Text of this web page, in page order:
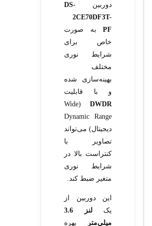
دوربین DS-
2CE70DF3T-
PFبه صورت
خاص برای
شرایط نوری
مختلف
بهینه‌سازی شده
و با قابلیت
DWDR
(Wide
Dynamic Range
دیجیتال) می‌تواند
تصاویر با
کنتراست بالا در
شرایط نوری
متغیر ضبط کند.
این دوربین از
یک
لنز 3.6
میلی‌متر
بهره